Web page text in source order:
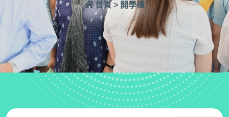
首頁 > 開學禮